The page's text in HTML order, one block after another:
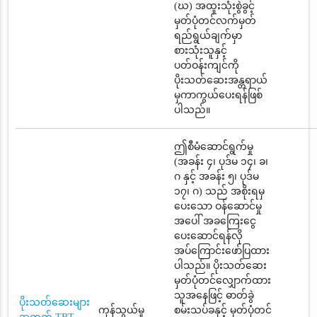
(ဃ) အထူးသုံးစွဲခွင့်
မှတ်ပုံတင်လက်မှတ်
ရည်ရွယ်ချက်မှာ
စားသုံးသူနှင့်
ပတ်ဝန်းကျင်ကို
ပိုးသတ်ဆေးအန္တရာယ်
မှကာကွယ်ပေးရန်ဖြစ်
ပါသည်။
ပိုးသတ်ဆေးများ
ကုန်သွယ်မှု
ဤစီမံဆောင်ရွက်မှု
(အခန်း ၄၊ ပုဒ်မ ၁၄၊ ခ၊
ဂ နှင့် အခန်း ၅၊ ပုဒ်မ
၁၇၊ ဂ) သည် အစိုးရမှ
ပေးသော ဝန်ဆောင်မှု
အပေါ် အခကြေးငွေ
ပေးဆောင်ရန်လို
အပ်ကြောင်းဖော်ပြထား
ပါသည်။ ပိုးသတ်ဆေး
မှတ်ပုံတင်လျှောက်ထား
သူအနေဖြင့် ဓာတ်ခွဲ
စမ်းသပ်ခနှင့် မှတ်ပုံတင်